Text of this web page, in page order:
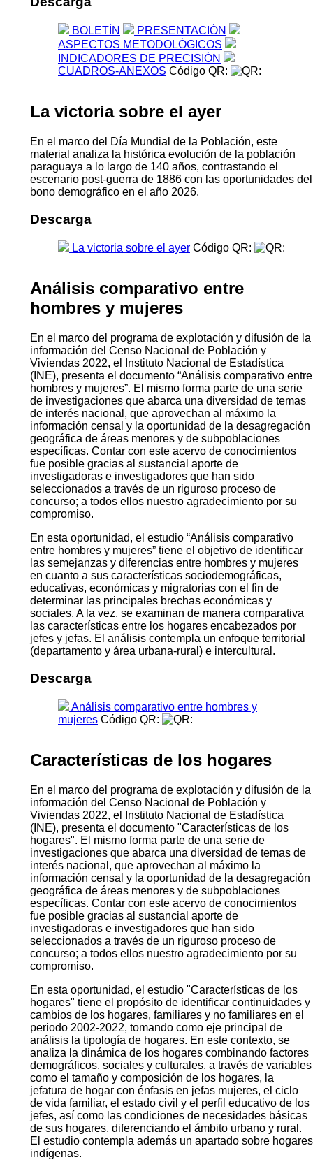
BOLETÍN
PRESENTACIÓN
ASPECTOS METODOLÓGICOS
INDICADORES DE PRECISIÓN
CUADROS-ANEXOS Código QR:
La victoria sobre el ayer
En el marco del Día Mundial de la Población, este
material analiza la histórica evolución de la población
paraguaya a lo largo de 140 años, contrastando el
escenario post-guerra de 1886 con las oportunidades del
bono demográfico en el año 2026.
Descarga
La victoria sobre el ayer Código QR:
Análisis comparativo entre
hombres y mujeres
En el marco del programa de explotación y difusión de la
información del Censo Nacional de Población y
Viviendas 2022, el Instituto Nacional de Estadística
(INE), presenta el documento “Análisis comparativo entre
hombres y mujeres”. El mismo forma parte de una serie
de investigaciones que abarca una diversidad de temas
de interés nacional, que aprovechan al máximo la
información censal y la oportunidad de la desagregación
geográfica de áreas menores y de subpoblaciones
específicas. Contar con este acervo de conocimientos
fue posible gracias al sustancial aporte de
investigadoras e investigadores que han sido
seleccionados a través de un riguroso proceso de
concurso; a todos ellos nuestro agradecimiento por su
compromiso.
En esta oportunidad, el estudio “Análisis comparativo
entre hombres y mujeres” tiene el objetivo de identificar
las semejanzas y diferencias entre hombres y mujeres
en cuanto a sus características sociodemográficas,
educativas, económicas y migratorias con el fin de
determinar las principales brechas económicas y
sociales. A la vez, se examinan de manera comparativa
las características entre los hogares encabezados por
jefes y jefas. El análisis contempla un enfoque territorial
(departamento y área urbana-rural) e intercultural.
Descarga
Análisis comparativo entre hombres y
mujeres Código QR:
Características de los hogares
En el marco del programa de explotación y difusión de la
información del Censo Nacional de Población y
Viviendas 2022, el Instituto Nacional de Estadística
(INE), presenta el documento "Características de los
hogares". El mismo forma parte de una serie de
investigaciones que abarca una diversidad de temas de
interés nacional, que aprovechan al máximo la
información censal y la oportunidad de la desagregación
geográfica de áreas menores y de subpoblaciones
específicas. Contar con este acervo de conocimientos
fue posible gracias al sustancial aporte de
investigadoras e investigadores que han sido
seleccionados a través de un riguroso proceso de
concurso; a todos ellos nuestro agradecimiento por su
compromiso.
En esta oportunidad, el estudio "Características de los
hogares" tiene el propósito de identificar continuidades y
cambios de los hogares, familiares y no familiares en el
periodo 2002-2022, tomando como eje principal de
análisis la tipología de hogares. En este contexto, se
analiza la dinámica de los hogares combinando factores
demográficos, sociales y culturales, a través de variables
como el tamaño y composición de los hogares, la
jefatura de hogar con énfasis en jefas mujeres, el ciclo
de vida familiar, el estado civil y el perfil educativo de los
jefes, así como las condiciones de necesidades básicas
de sus hogares, diferenciando el ámbito urbano y rural.
El estudio contempla además un apartado sobre hogares
indígenas.